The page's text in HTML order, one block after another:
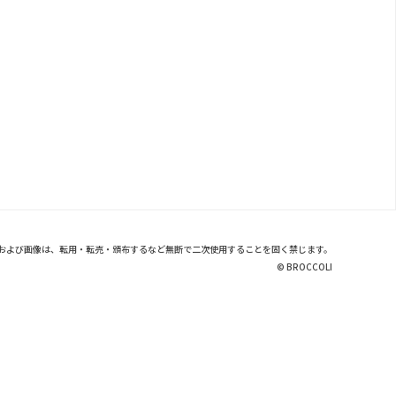
よび画像は、転用・転売・頒布するなど無断で二次使用することを固く禁じます。
© BROCCOLI